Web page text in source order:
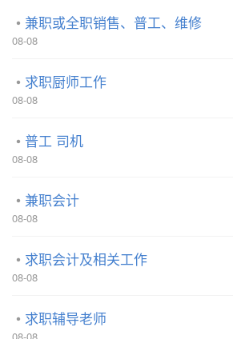
兼职或全职销售、普工、维修
08-08
求职厨师工作
08-08
普工 司机
08-08
兼职会计
08-08
求职会计及相关工作
08-08
求职辅导老师